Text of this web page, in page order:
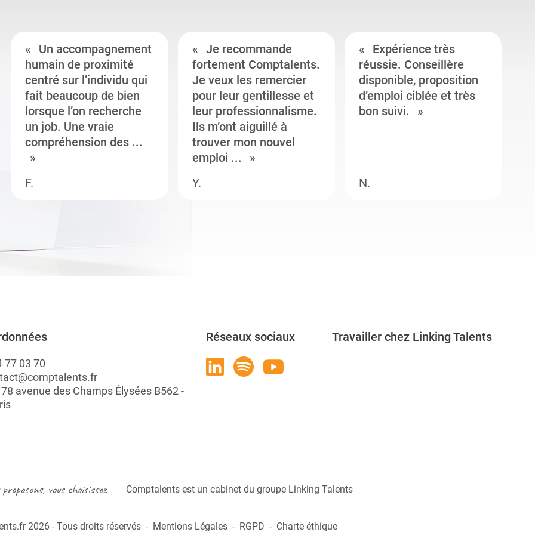
Un accompagnement
humain de proximité
centré sur l’individu qui
fait beaucoup de bien
lorsque l’on recherche
un job. Une vraie
compréhension des ...
F.
Je recommande
fortement Comptalents.
Je veux les remercier
pour leur gentillesse et
leur professionnalisme.
Ils m’ont aiguillé à
trouver mon nouvel
emploi ...
Y.
Expérience très
réussie. Conseillère
disponible, proposition
d’emploi ciblée et très
bon suivi.
N.
77 03 70
avenue des Champs Élysées B562 -
Réseaux sociaux Travailler chez Linking Talents
vous choisissez Comptalents est un cabinet du groupe Linking Talents
2026 - Tous droits réservés Mentions Légales RGPD Charte éthique